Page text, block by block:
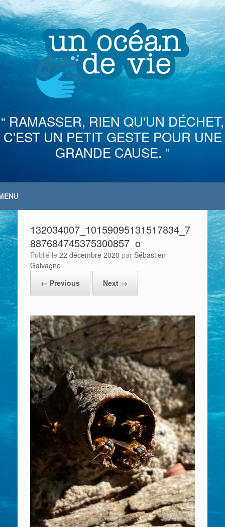
Skip
to
content
“ RAMASSER, RIEN QU'UN DÉCHET,
C'EST UN PETIT GESTE POUR UNE
GRANDE CAUSE. ”
132034007_10159095131517834_7
887684745375300857_o
Publié le 22 décembre 2020 par Sébastien
Galvagno
← Previous
Next →